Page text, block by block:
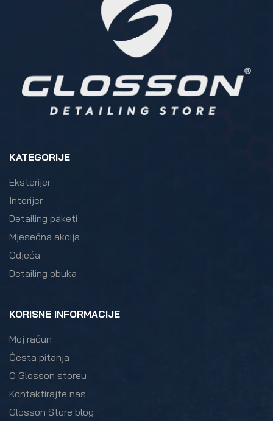
KATEGORIJE
Eksterijer
Interijer
Detailing paketi
Mjesečna akcija
Odjeća
Detailing obuka
KORISNE INFORMACIJE
Moj račun
Česta pitanja
O Glosson storeu
Kontaktirajte nas
Glosson Store blog